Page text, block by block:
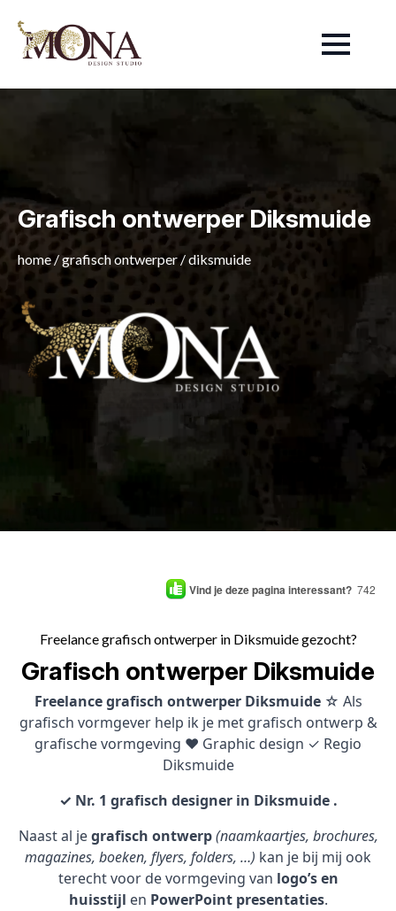
Grafisch ontwerper Diksmuide
home /grafisch ontwerper /diksmuide
Vind je deze pagina interessant? 742
Freelance grafisch ontwerper in Diksmuide gezocht?
Grafisch ontwerper Diksmuide
Freelance grafisch ontwerper Diksmuide ☆ Als
grafisch vormgever help ik je met grafisch ontwerp &
grafische vormgeving ♥ Graphic design ✓ Regio
Diksmuide
✓ Nr. 1 grafisch designer in Diksmuide .
Naast al jegrafisch ontwerp (naamkaartjes, brochures,
magazines, boeken, flyers, folders, …) kan je bij mij ook
terecht voor de vormgeving van logo’s en
huisstijl en PowerPoint presentaties.